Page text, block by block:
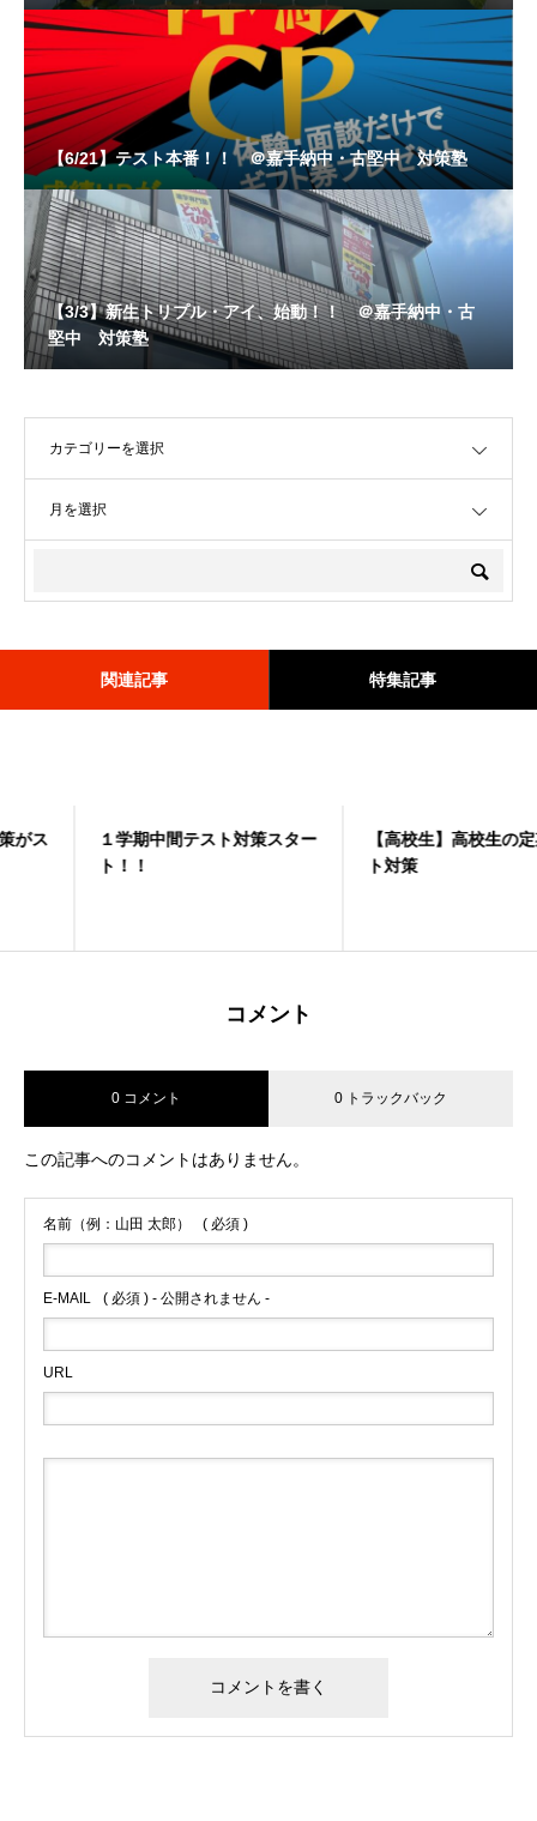
【6/21】テスト本番！！ ＠嘉手納中・古堅中 対策塾
【3/3】新生トリプル・アイ、始動！！ ＠嘉手納中・古
堅中 対策塾
関連記事 特集記事
１学期中間テスト対策スター
【高校生】高校生の定期テス
≪0606≫🌟6月限定キャンペ
ーン実施中🌟
<0531>6/1開始🌸6月キャン
ペーンのお知らせ🌸
コメント
0 コメント 0 トラックバック
この記事へのコメントはありません。
名前（例：山田 太郎） ( 必須 )
E-MAIL ( 必須 ) - 公開されません -
URL